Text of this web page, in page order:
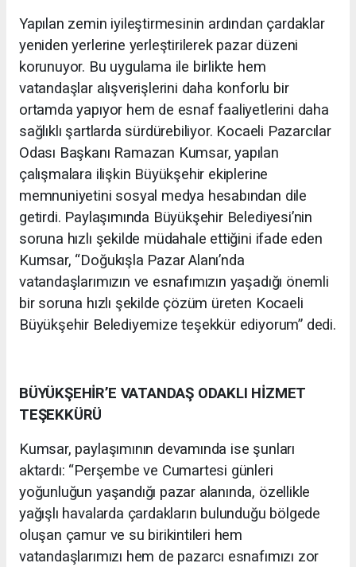
Yapılan zemin iyileştirmesinin ardından çardaklar
yeniden yerlerine yerleştirilerek pazar düzeni
korunuyor. Bu uygulama ile birlikte hem
vatandaşlar alışverişlerini daha konforlu bir
ortamda yapıyor hem de esnaf faaliyetlerini daha
sağlıklı şartlarda sürdürebiliyor. Kocaeli Pazarcılar
Odası Başkanı Ramazan Kumsar, yapılan
çalışmalara ilişkin Büyükşehir ekiplerine
memnuniyetini sosyal medya hesabından dile
getirdi. Paylaşımında Büyükşehir Belediyesi’nin
soruna hızlı şekilde müdahale ettiğini ifade eden
Kumsar, “Doğukışla Pazar Alanı’nda
vatandaşlarımızın ve esnafımızın yaşadığı önemli
bir soruna hızlı şekilde çözüm üreten Kocaeli
Büyükşehir Belediyemize teşekkür ediyorum” dedi.
BÜYÜKŞEHİR’E VATANDAŞ ODAKLI HİZMET
TEŞEKKÜRÜ
Kumsar, paylaşımının devamında ise şunları
aktardı: “Perşembe ve Cumartesi günleri
yoğunluğun yaşandığı pazar alanında, özellikle
yağışlı havalarda çardakların bulunduğu bölgede
oluşan çamur ve su birikintileri hem
vatandaşlarımızı hem de pazarcı esnafımızı zor